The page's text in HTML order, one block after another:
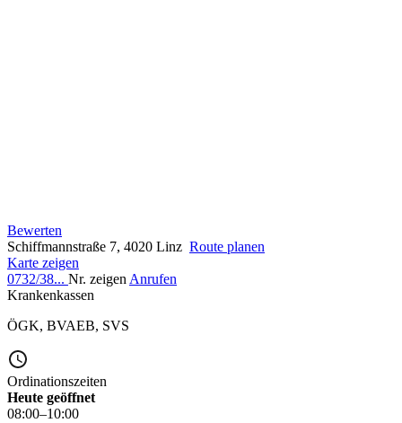
Bewerten
Schiffmannstraße 7, 4020 Linz Route planen
Karte zeigen
0732/38... Nr. zeigen Anrufen
Krankenkassen
ÖGK, BVAEB, SVS
Ordinationszeiten
Heute geöffnet
08:00–10:00